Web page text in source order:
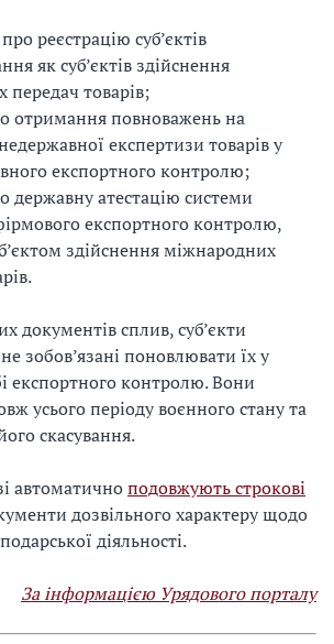
реєстрацію суб’єктів
як суб’єктів здійснення
товарів;
отримання повноважень на
експертизи товарів у
експортного контролю;
державну атестацію системи
експортного контролю,
здійснення міжнародних
документів сплив, суб’єкти
зобов’язані поновлювати їх у
експортного контролю. Вони
усього періоду воєнного стану та
скасування.
автоматичноподовжують строкові
дозвільного характеру щодо
діяльності.
За інформацією Урядового порталу